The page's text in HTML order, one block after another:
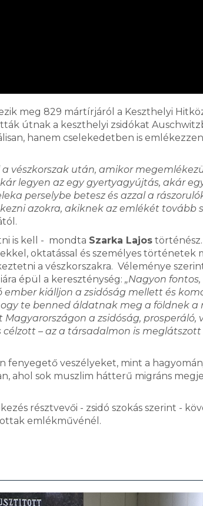
meg 829 mártírjáról a Keszthelyi
útnak a keszthelyi zsidókat
hanem cselekedetben is
vészkorszak után, amikor
legyen az egy gyertyagyújtás, akár
perselybe betesz és azzal a
azokra, akiknek az emlékét tovább
is kell - mondta Szarka Lajostörténész.
oktatással és személyes történetek
a vészkorszakra. Véleménye
épül a kereszténység: „Nagyon
kiálljon a zsidóság mellett és
te benned áldatnak meg a földnek a
a zsidóság, prosperáló,
– az a társadalmon is
fenyegető veszélyeket, mint a
ahol sok muszlim hátterű migráns
résztvevői - zsidó szokás szerint -
emlékművénél.